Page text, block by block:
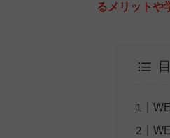
るメリットや